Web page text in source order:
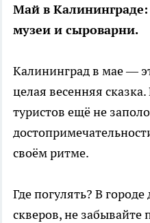
Май в
музеи и сыроварни.
Калининград в мае —
целая весенняя
туристов ещё не
своём ритме.
Где погулять? В
скверов, не забывайте